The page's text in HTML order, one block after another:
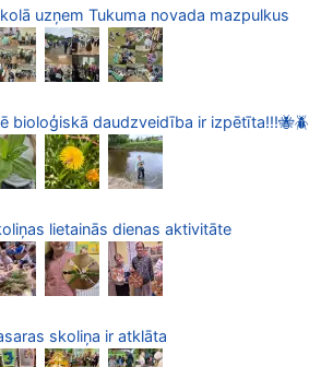
uzņem Tukuma novada mazpulkus
bioloģiskā daudzveidība ir izpētīta!!!🐝🪲
lietainās dienas aktivitāte
skoliņa ir atklāta